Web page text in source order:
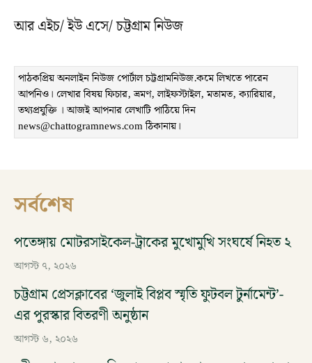
আর এইচ/ ইউ এসে/ চট্টগ্রাম নিউজ
পাঠকপ্রিয় অনলাইন নিউজ পোর্টাল চট্টগ্রামনিউজ.কমে লিখতে পারেন
আপনিও। লেখার বিষয় ফিচার, ভ্রমণ, লাইফস্টাইল, মতামত, ক্যারিয়ার,
তথ্যপ্রযুক্তি । আজই আপনার লেখাটি পাঠিয়ে দিন
news@chattogramnews.com ঠিকানায়।
সর্বশেষ
পতেঙ্গায় মোটরসাইকেল-ট্রাকের মুখোমুখি সংঘর্ষে নিহত ২
আগস্ট ৭, ২০২৬
চট্টগ্রাম প্রেসক্লাবের ‘জুলাই বিপ্লব স্মৃতি ফুটবল টুর্নামেন্ট’-
এর পুরস্কার বিতরণী অনুষ্ঠান
আগস্ট ৬, ২০২৬